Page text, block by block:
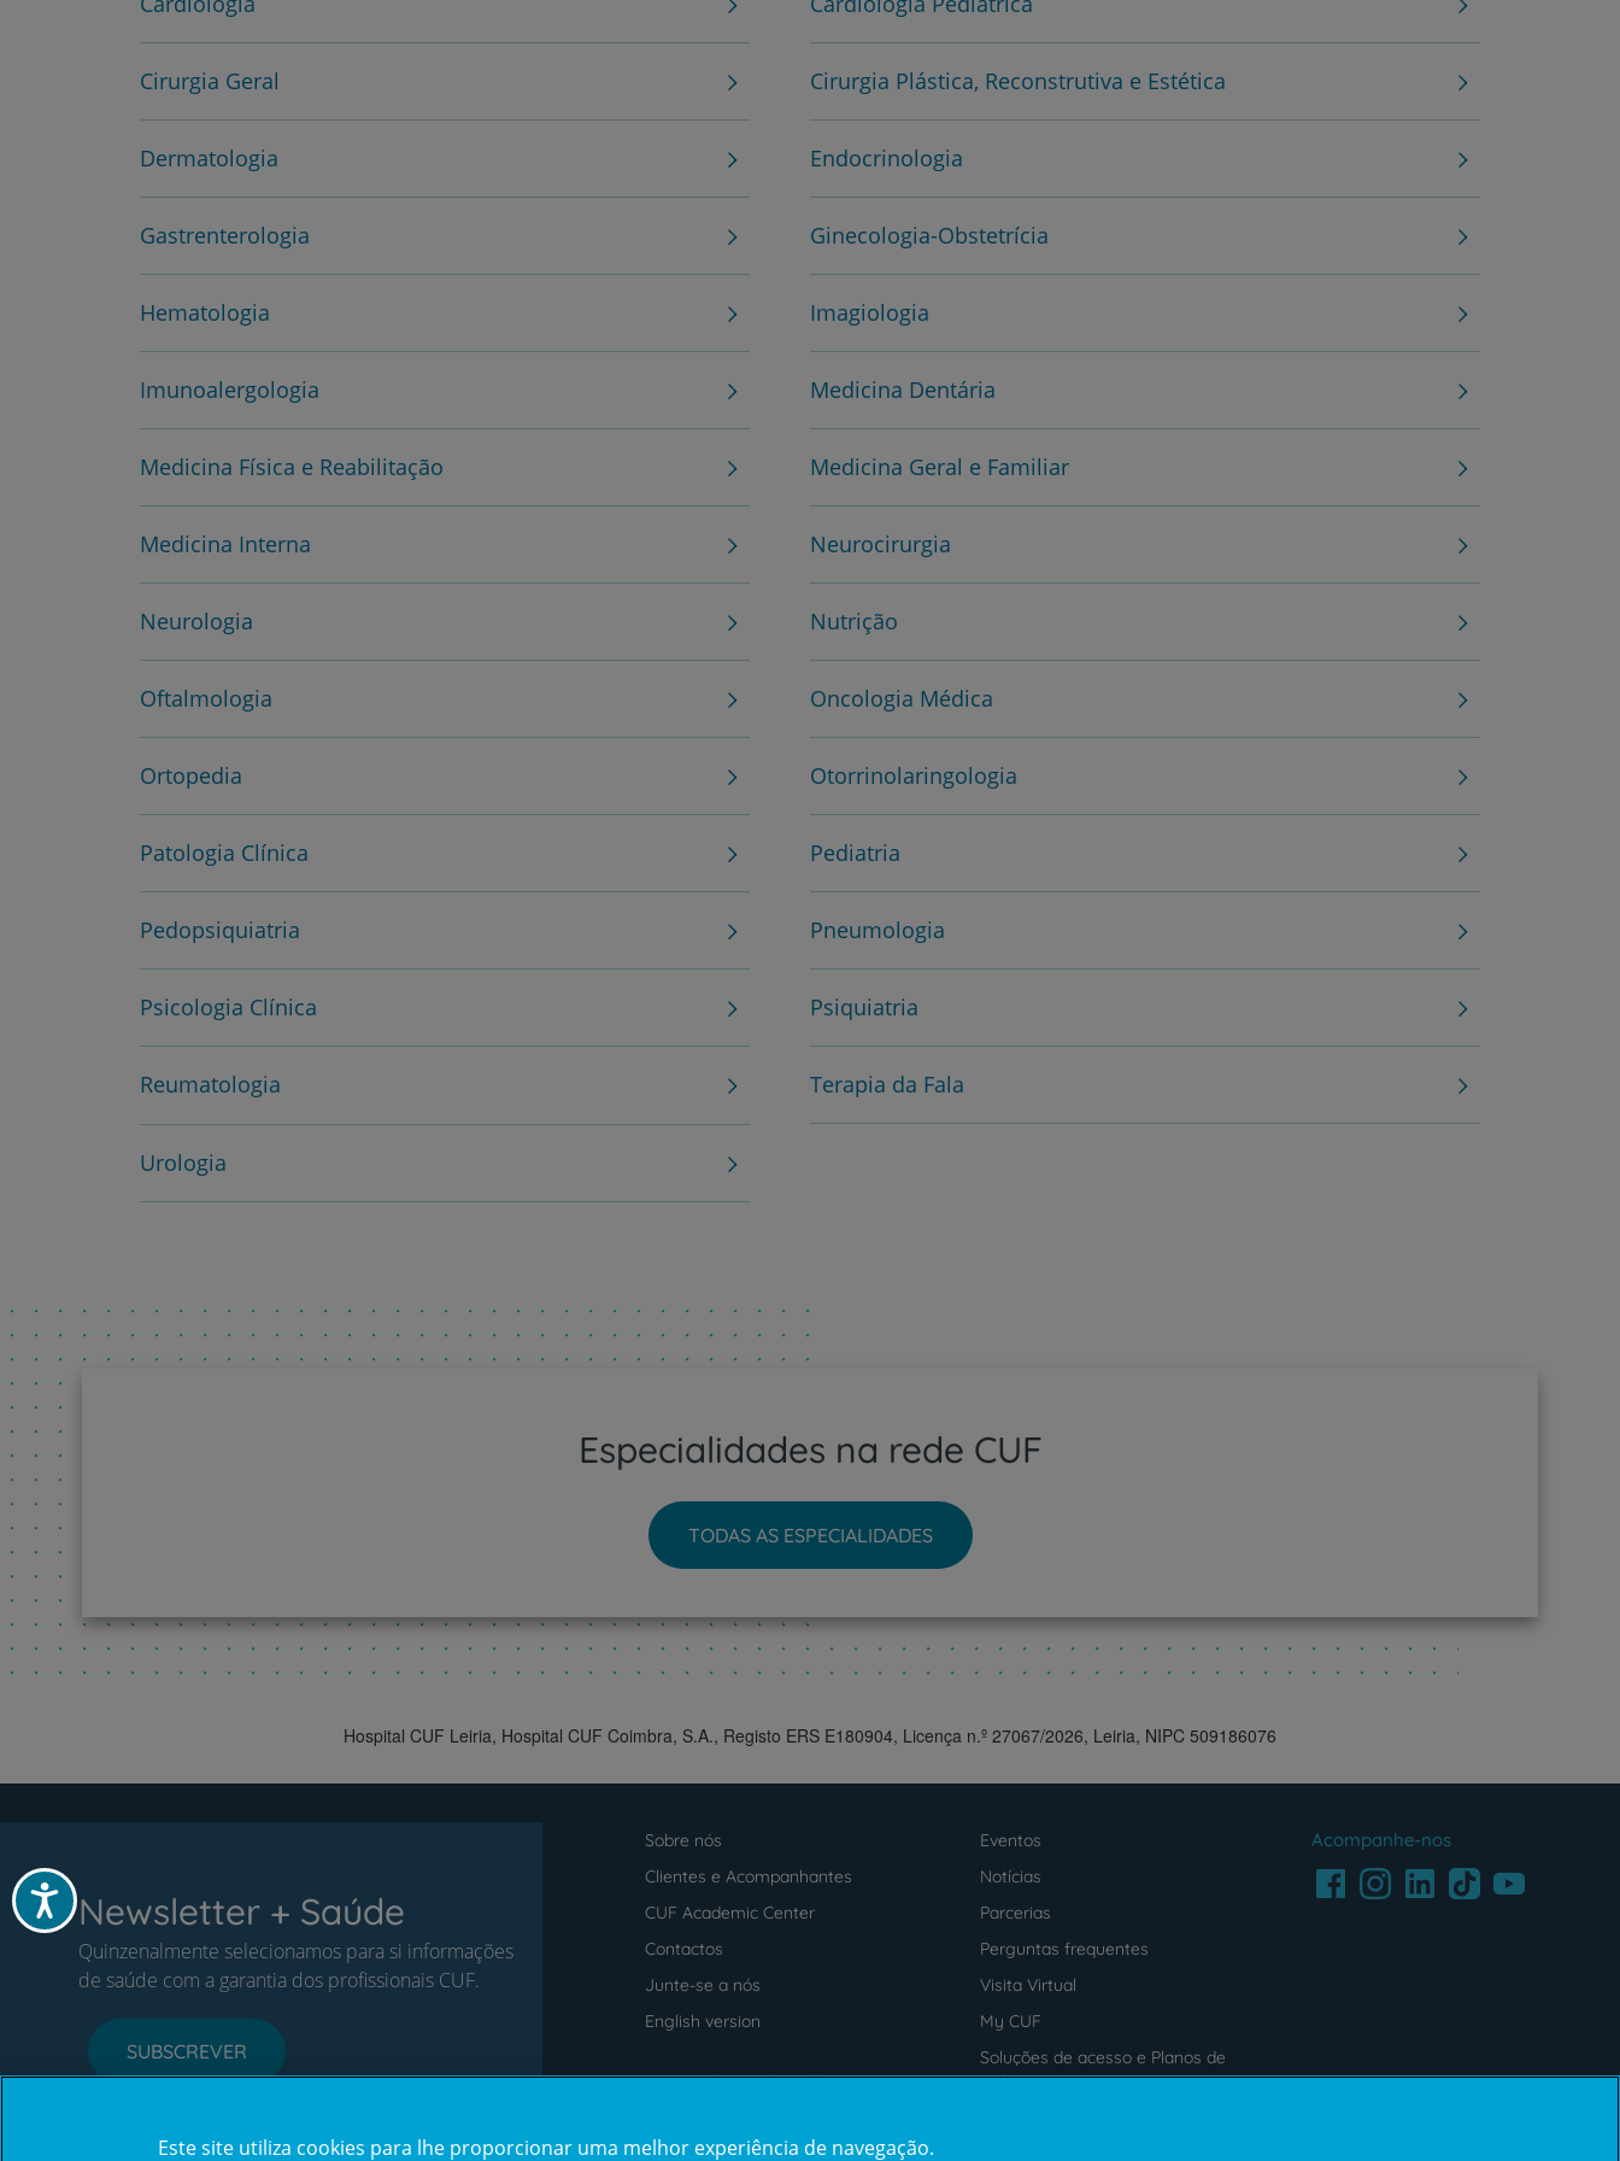
Acessibilidade
Prevenção e bem-estar
Grandes Áreas da Saúde
Serviços CUF
Plano +CUF
My CUF
Clientes e acompanhantes
CUF Academic Center
Para profissionais
Contacte-nos
Cirurgia Geral Cirurgia Plástica, Reconstrutiva e Estética
Dermatologia Endocrinologia
Gastrenterologia Ginecologia-Obstetrícia
Hematologia Imagiologia
Imunoalergologia Medicina Dentária
Medicina Física e Reabilitação Medicina Geral e Familiar
Medicina Interna Neurocirurgia
Neurologia Nutrição
Oftalmologia Oncologia Médica
Ortopedia Otorrinolaringologia
Patologia Clínica Pediatria
Pedopsiquiatria Pneumologia
Psicologia Clínica Psiquiatria
Reumatologia Terapia da Fala
Urologia
Especialidades na rede CUF
TODAS AS ESPECIALIDADES
Hospital CUF Leiria, Hospital CUF Coimbra, S.A., Registo ERS E180904, Licença n.º 27067/2026, Leiria, NIPC 509186076
Newsletter + Saúde
Quinzenalmente selecionamos para si informações
de saúde com a garantia dos profissionais CUF.
SUBSCREVER
footer
Sobre nós
Eventos
Clientes e Acompanhantes
Notícias
CUF Academic Center
Parcerias
Contactos
Perguntas frequentes
Junte-se a nós
Visita Virtual
English version
My CUF
Intermediação de Crédito
Soluções de acesso e Planos de
saúde
Acompanhe-nos
FacebookInstagramLinkedInTikTokYoutube
Este site utiliza cookies para lhe proporcionar uma melhor experiência de navegação.